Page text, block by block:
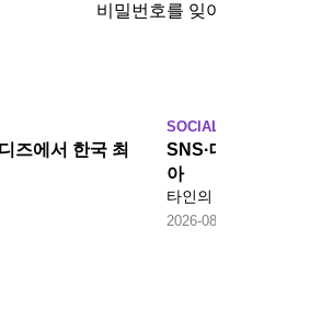
비밀번호를 잊어버리셨나요?
즈에서 한국 최
SOCIAL
SNS·데이트앱 많이
아
타인의 평가와 비교에
2026-08-05